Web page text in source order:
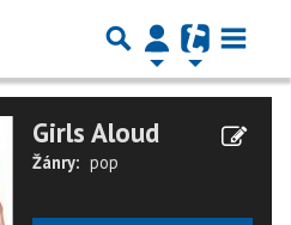
Girls Aloud
Žánry: pop